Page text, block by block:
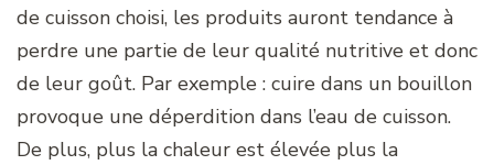
de cuisson choisi, les produits auront tendance à
perdre une partie de leur qualité nutritive et donc
de leur goût. Par exemple : cuire dans un bouillon
provoque une déperdition dans l’eau de cuisson.
De plus, plus la chaleur est élevée plus la